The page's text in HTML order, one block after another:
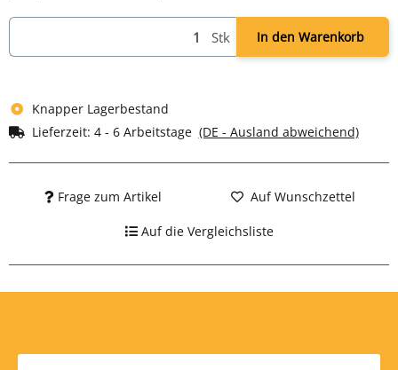
Stk In den Warenkorb
Knapper Lagerbestand
Lieferzeit: 4 - 6 Arbeitstage (DE - Ausland abweichend)
Frage zum Artikel Auf Wunschzettel
Auf die Vergleichsliste